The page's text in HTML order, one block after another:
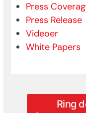
Press
Press Release
Videoer
White Papers
Ring